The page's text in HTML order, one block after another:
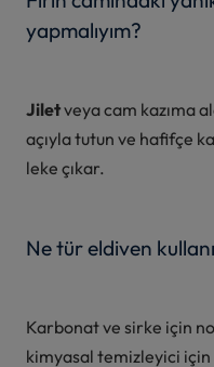
yapmalıyım?
Jiletveya cam kazıma
açıyla tutun ve hafifçe
leke çıkar.
Ne tür eldiven
Karbonat ve sirke için
kimyasal temizleyici için